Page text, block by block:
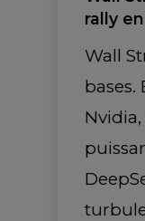
rally
Wall
bases.